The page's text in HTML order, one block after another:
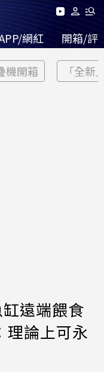
網紅 開箱/評
機開箱 「全新
遠端餵食
理論上可永